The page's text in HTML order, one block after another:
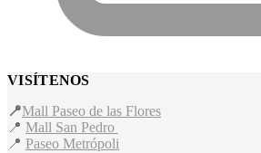
VISÍTENOS
📍Mall Paseo de las Flores
📍 Mall San Pedro
📍 Paseo Metrópoli